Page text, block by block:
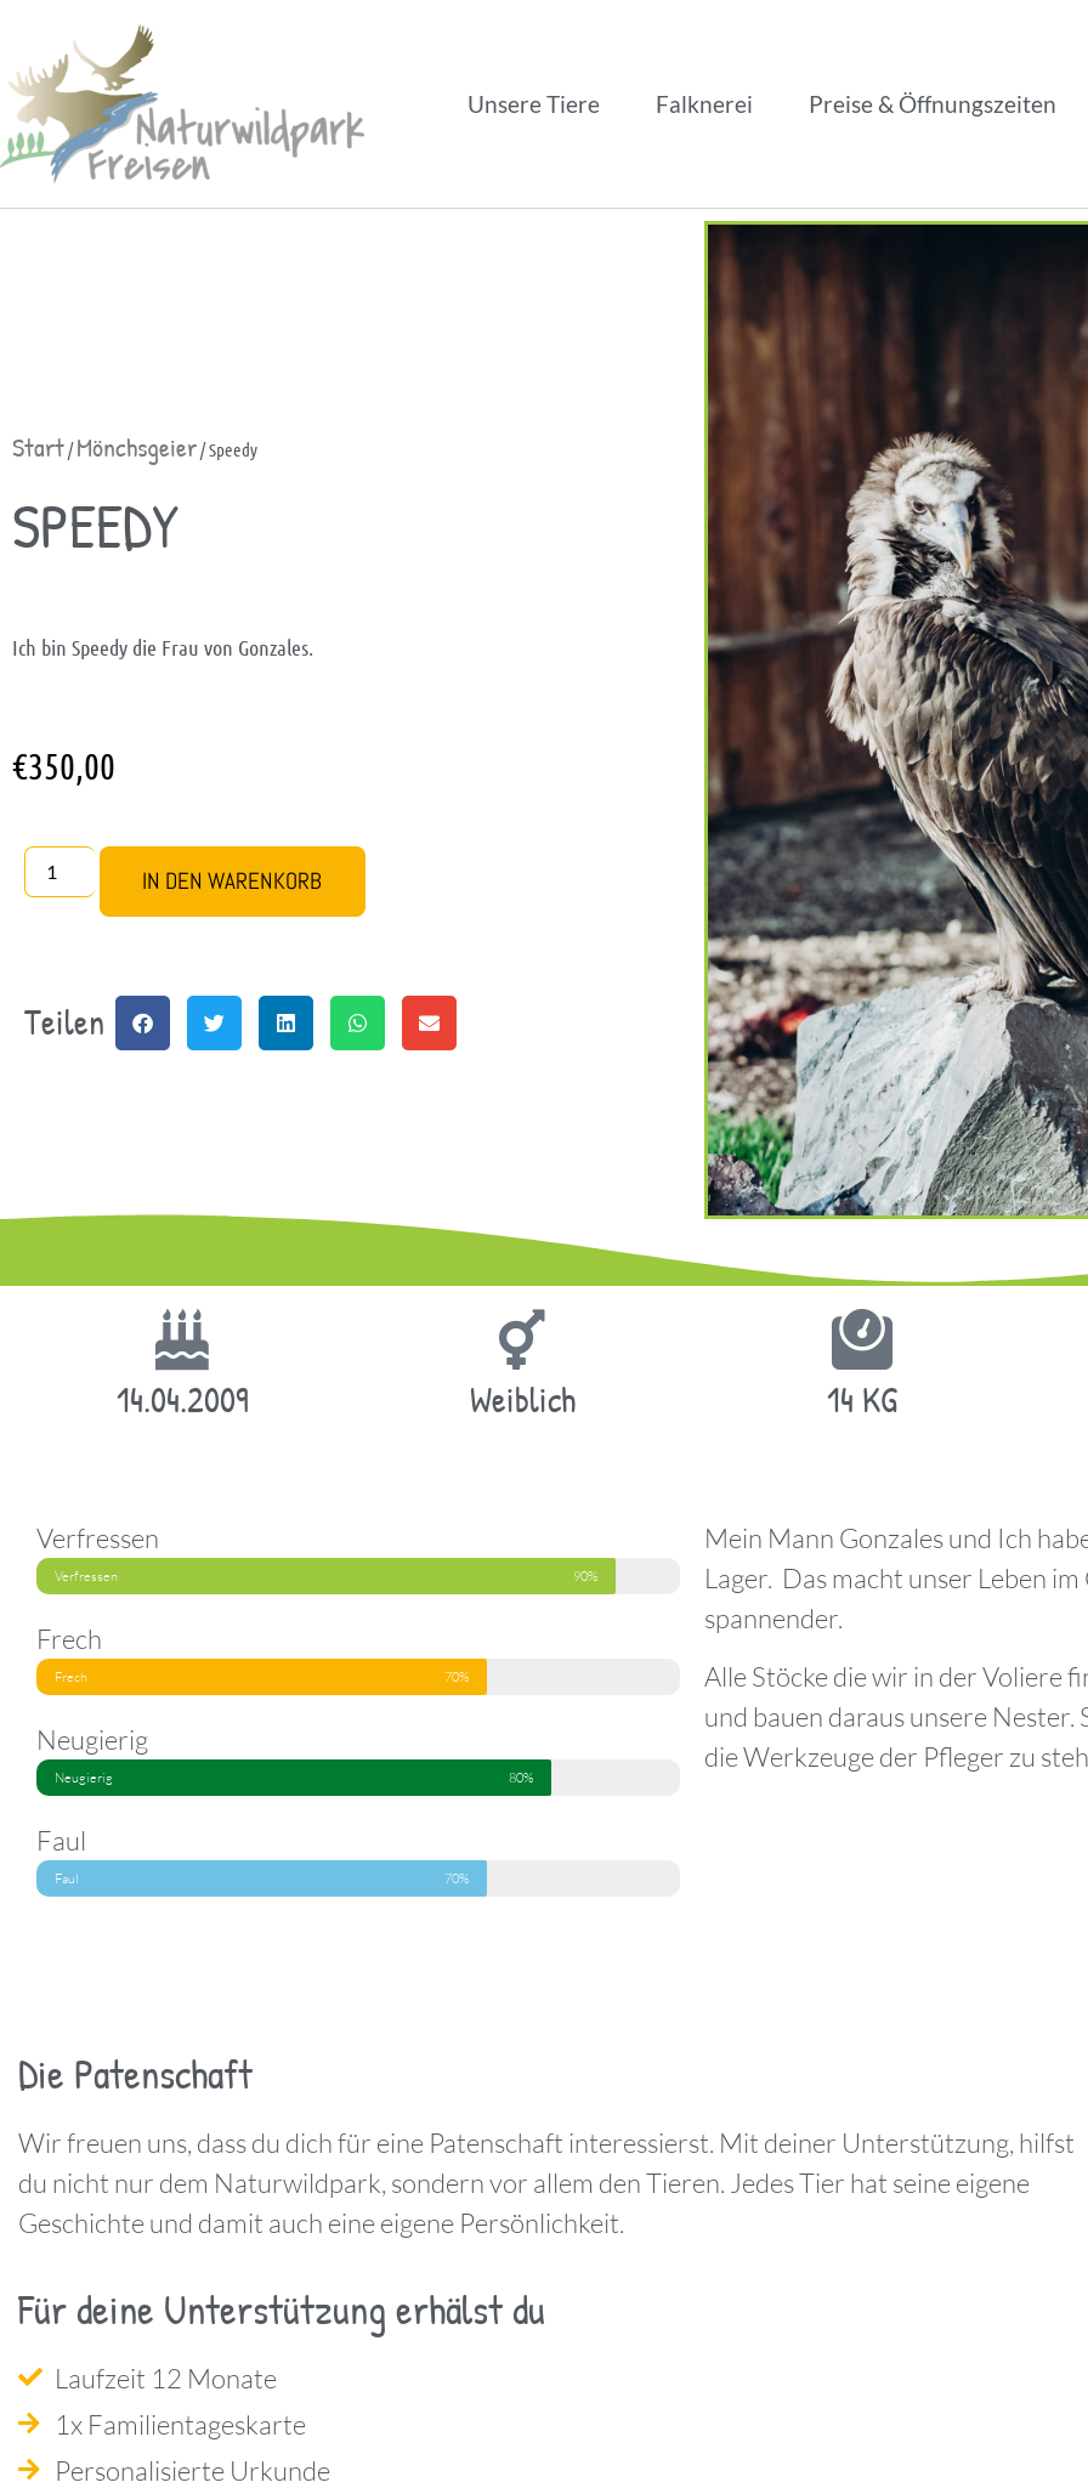
Unsere Tiere Falknerei Preise & Öffnungszeiten
Start /Mönchsgeier / Speedy
SPEEDY
Ich bin Speedy die Frau von Gonzales.
€350,00
IN DEN WARENKORB
Teilen
14.04.2009 Weiblich 14 KG
Verfressen
Verfressen 90%
Frech
Frech 70%
Neugierig
Neugierig 80%
Faul
Faul 70%
Mein Mann Gonzales und Ich
Lager. Das macht unser Leben
spannender.
Alle Stöcke die wir in der Voliere
und bauen daraus unsere Nester.
die Werkzeuge der Pfleger zu
Die Patenschaft
Wir freuen uns, dass du dich für eine Patenschaft interessierst. Mit deiner Unterstützung, hilfst
du nicht nur dem Naturwildpark, sondern vor allem den Tieren. Jedes Tier hat seine eigene
Geschichte und damit auch eine eigene Persönlichkeit.
Für deine Unterstützung erhälst du
Laufzeit 12 Monate
1x Familientageskarte
Personalisierte Urkunde